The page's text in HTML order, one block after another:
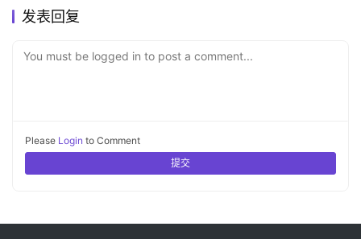
发表回复
You must be logged in to post a comment...
Please Login to Comment
提交